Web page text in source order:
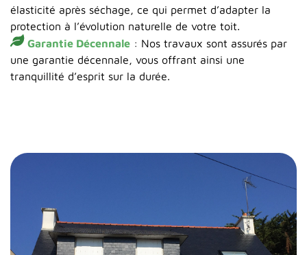
élasticité après séchage, ce qui permet d’adapter la
protection à l’évolution naturelle de votre toit.
Garantie Décennale : Nos travaux sont assurés par
une garantie décennale, vous offrant ainsi une
tranquillité d’esprit sur la durée.